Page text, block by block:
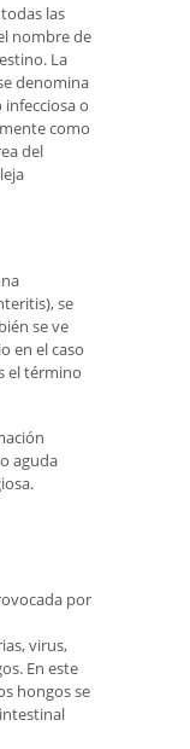
las
nombre de
La
denomina
o
como
del
se
se ve
en el caso
el término
aguda
por
virus,
En este
hongos se